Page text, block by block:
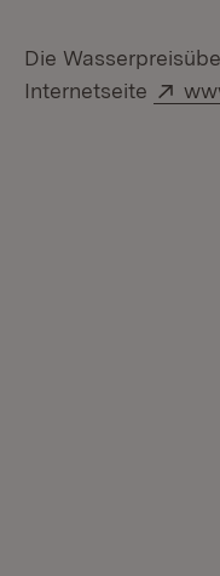
Die
Internetseite